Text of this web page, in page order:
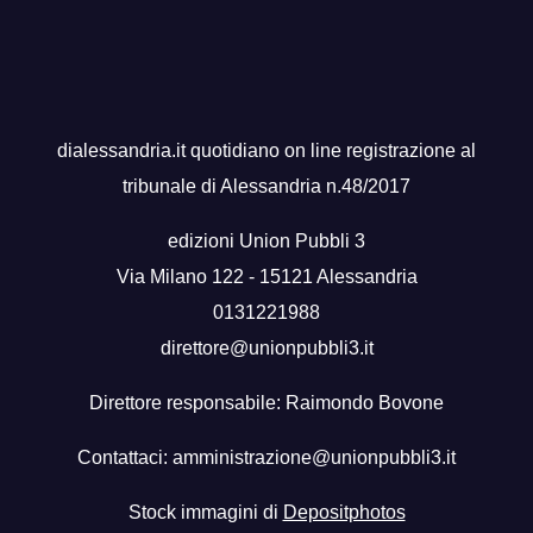
dialessandria.it quotidiano on line registrazione al
tribunale di Alessandria n.48/2017
edizioni Union Pubbli 3
Via Milano 122 - 15121 Alessandria
0131221988
direttore@unionpubbli3.it
Direttore responsabile: Raimondo Bovone
Contattaci: amministrazione@unionpubbli3.it
Stock immagini di Depositphotos